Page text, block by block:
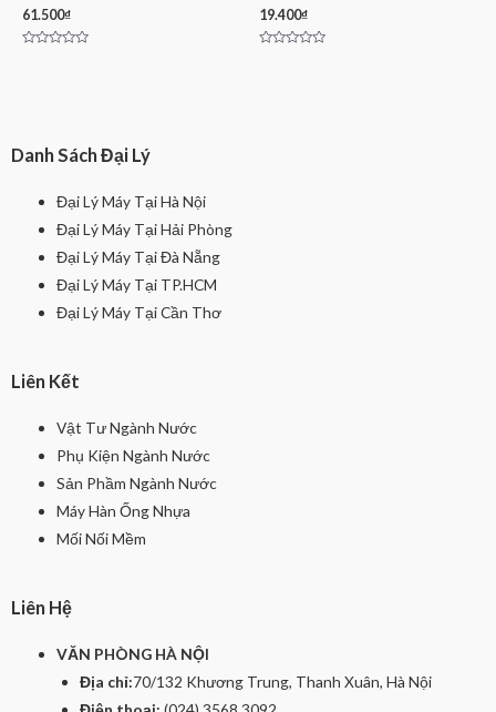
61.500₫ 19.400₫
Danh Sách Đại Lý
Đại Lý Máy Tại Hà Nội
Đại Lý Máy Tại Hải Phòng
Đại Lý Máy Tại Đà Nẵng
Đại Lý Máy Tại TP.HCM
Đại Lý Máy Tại Cần Thơ
Liên Kết
Vật Tư Ngành Nước
Phụ Kiện Ngành Nước
Sản Phầm Ngành Nước
Máy Hàn Ống Nhựa
Mối Nối Mềm
Liên Hệ
VĂN PHÒNG HÀ NỘI
Địa chỉ:70/132 Khương Trung, Thanh Xuân, Hà Nội